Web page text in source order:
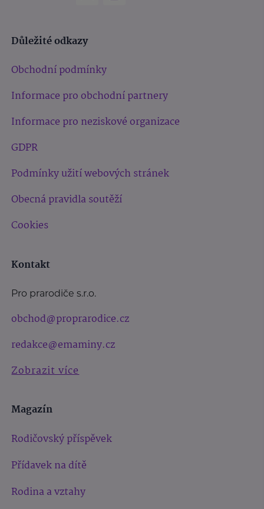
Důležité odkazy
Obchodní podmínky
Informace pro obchodní partnery
Informace pro neziskové organizace
GDPR
Podmínky užití webových stránek
Obecná pravidla soutěží
Cookies
Kontakt
Pro prarodiče s.r.o.
obchod@proprarodice.cz
redakce@emaminy.cz
Zobrazit více
Magazín
Rodičovský příspěvek
Přídavek na dítě
Rodina a vztahy